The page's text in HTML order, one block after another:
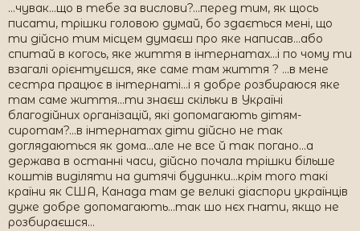
...чувак...що в тебе за вислови?...перед тим, як щось
писати, трішки головою думай, бо здається мені, що
ти дійсно тим місцем думаєш про яке написав...або
спитай в когось, яке життя в інтернатах...і по чому ти
взагалі орієнтуєшся, яке саме там життя ? ...в мене
сестра працює в інтернаті...і я добре розбираюся яке
там саме життя...ти знаєш скільки в Україні
благодійних організацій, які допомагають дітям-
сиротам?...в інтернатах діти дійсно не так
доглядаються як дома...але не все й так погано...а
держава в останні часи, дійсно почала трішки більше
коштів виділяти на дитячі будинки...крім того такі
країни як США, Канада там де великі діаспори українців
дуже добре допомагають...так шо нєх гнати, якщо не
розбираєшся...